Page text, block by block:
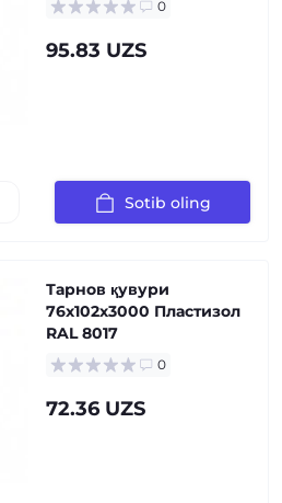
0
95.83 UZS
Sotib oling
Тарнов қувури
76х102х3000 Пластизол
RAL 8017
0
72.36 UZS